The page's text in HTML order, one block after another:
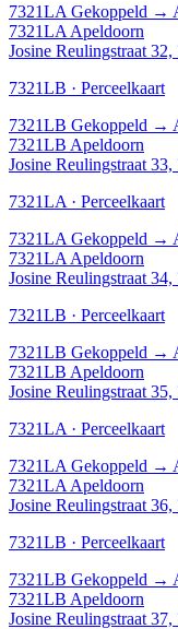
7321LA Gekoppeld →
7321LA Apeldoorn
Josine Reulingstraat
7321LB · Perceelkaart
7321LB Gekoppeld →
7321LB Apeldoorn
Josine Reulingstraat
7321LA · Perceelkaart
7321LA Gekoppeld →
7321LA Apeldoorn
Josine Reulingstraat
7321LB · Perceelkaart
7321LB Gekoppeld →
7321LB Apeldoorn
Josine Reulingstraat
7321LA · Perceelkaart
7321LA Gekoppeld →
7321LA Apeldoorn
Josine Reulingstraat
7321LB · Perceelkaart
7321LB Gekoppeld →
7321LB Apeldoorn
Josine Reulingstraat